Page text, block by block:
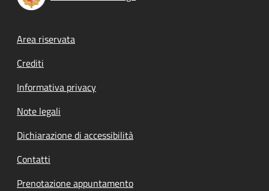
Footer menu
Area riservata
Crediti
Informativa privacy
Note legali
Dichiarazione di accessibilità
Contatti
Prenotazione appuntamento